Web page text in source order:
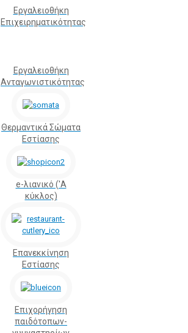
Εργαλειοθήκη
Eπιχειρηματικότητας
Εργαλειοθήκη
Ανταγωνιστικότητας
Θερμαντικά Σώματα
Εστίασης
e-λιανικό ('Α
κύκλος)
Επανεκκίνηση
Εστίασης
Επιχορήγηση
παιδότοπων-